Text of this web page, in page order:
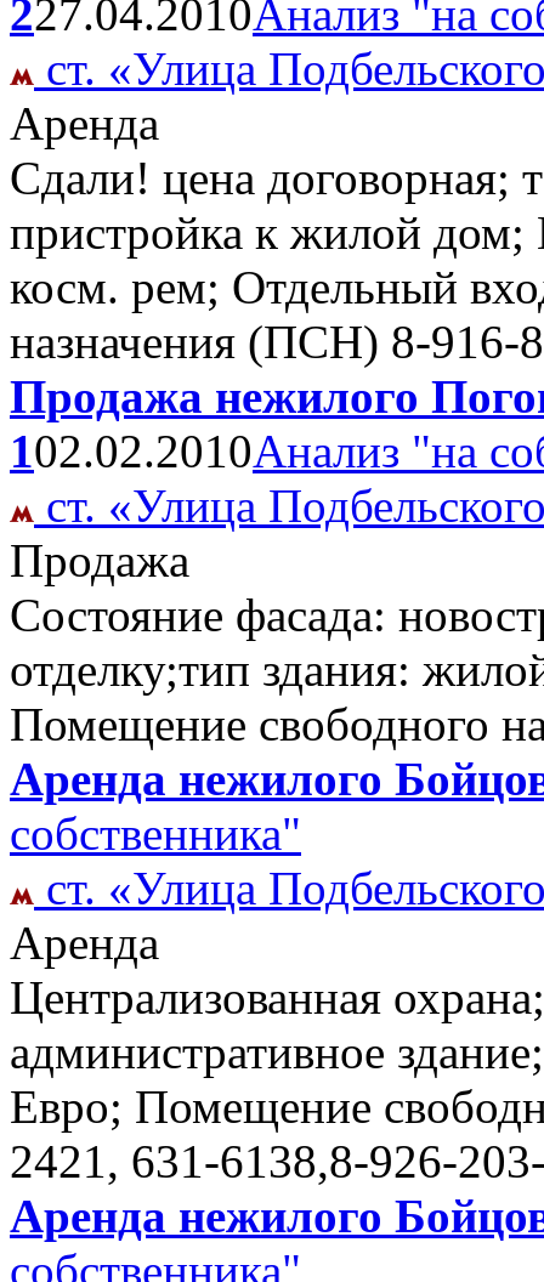
227.04.2010Анализ "на
ст. «Улица
Аренда
Сдали! цена
пристройка к жилой
косм. рем; Отдельный
назначения (ПСН) 8-916-
Продажа нежилого
102.02.2010Анализ "на
ст. «Улица
Продажа
Состояние фасада:
отделку;тип здания:
Помещение свободного
Аренда нежилого
собственника"
ст. «Улица
Аренда
Централизованная
административное
Евро; Помещение
2421, 631-6138,8-926-
Аренда нежилого
собственника"